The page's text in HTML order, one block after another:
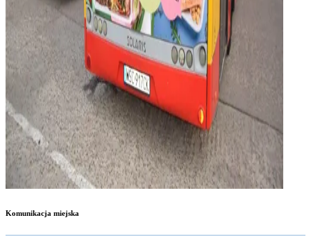
Komunikacja miejska